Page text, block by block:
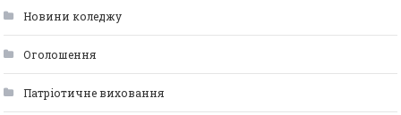
Новини коледжу
Оголошення
Патріотичне виховання